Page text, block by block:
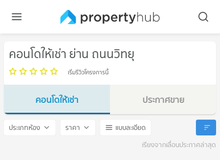
คอนโดให้เช่า ย่าน ถนนวิทยุ
เริ่มรีวิวโครงการนี้
คอนโดให้เช่า
ประกาศขาย
ประเภทห้อง ราคา
แบบละเอียด
เรียงจากเลื่อนประกาศล่าสุด